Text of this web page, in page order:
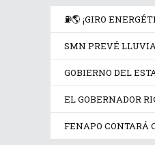
⛽🌎 ¡GIRO
SMN PREVÉ
GOBIERNO DEL
EL GOBERNADOR
FENAPO CONTARÁ